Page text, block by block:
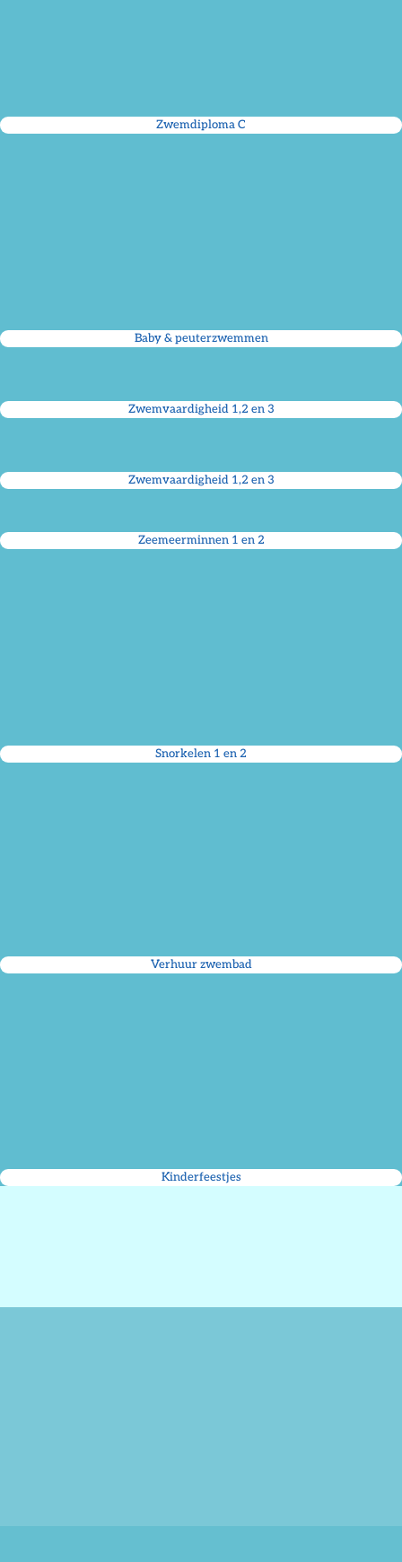
Zwemdiploma C
Baby & peuterzwemmen
Zwemvaardigheid 1,2 en 3
Zwemvaardigheid 1,2 en 3
Zeemeerminnen 1 en 2
Snorkelen 1 en 2
Verhuur zwembad
Kinderfeestjes